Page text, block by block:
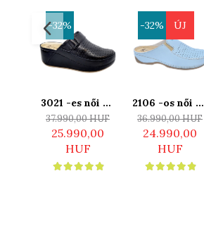
-32%
3021 -es női Dr
Feet bőr
papucs -
fekete
37.990,00 HUF
25.990,00
HUF
-32% ÚJ
2106 -os női Dr
Feet bőr
papucs -
világos kék
36.990,00 HUF
24.990,00
HUF